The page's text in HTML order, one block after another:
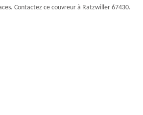
Contactez ce couvreur à Ratzwiller 67430.